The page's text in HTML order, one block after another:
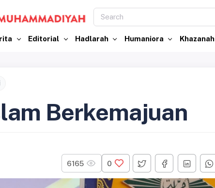
Editorial Hadlarah Humaniora Khazanah
Berkemajuan
6165 0